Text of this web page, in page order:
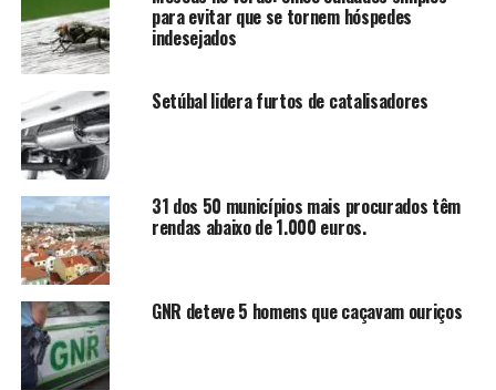
para evitar que se tornem hóspedes
indesejados
Setúbal lidera furtos de catalisadores
31 dos 50 municípios mais procurados têm
rendas abaixo de 1.000 euros.
GNR deteve 5 homens que caçavam ouriços